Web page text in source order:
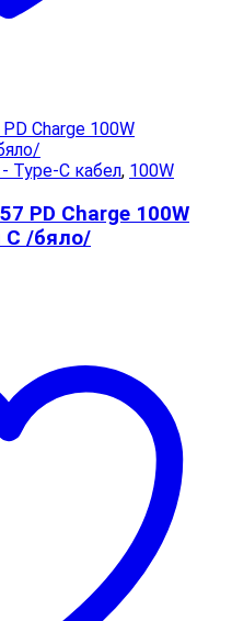
Type-C кабел, 100W
PD Charge 100W
C /бяло/